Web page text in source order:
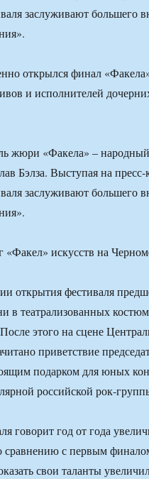
заслуживают большего
открылся финал
и исполнителей
жюри «Факела» –
Бэлза. Выступая на
заслуживают большего
открытия фестиваля
в театрализованных
этого на сцене
приветствие
подарком для юных
российской рок-
говорит год от года
сравнению с первым
свои таланты